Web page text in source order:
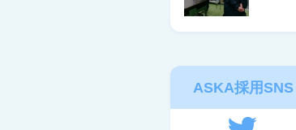
ASKA採用SNS